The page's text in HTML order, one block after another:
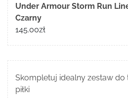
Under Armour Storm Run
Czarny
145.00zł
Skompletuj idealny zestaw do
piłki